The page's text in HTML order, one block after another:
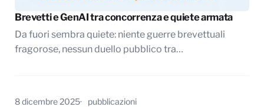
Brevetti e GenAI tra concorrenza e quiete armata
Da fuori sembra quiete: niente guerre brevettuali
fragorose, nessun duello pubblico tra…
8 dicembre 2025 pubblicazioni